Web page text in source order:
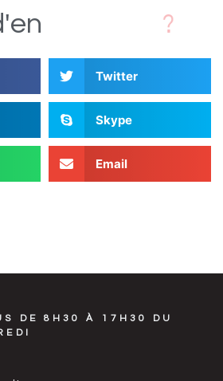
Twitter
Skype
Email
DE 8H30 À 17H30 DU